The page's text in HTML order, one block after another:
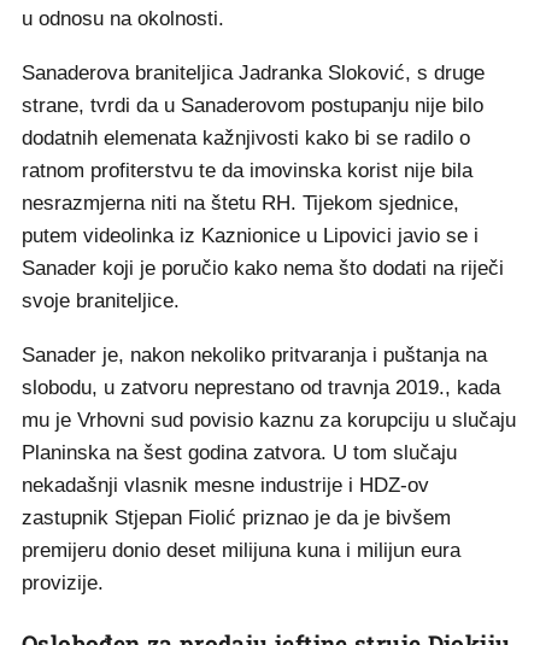
u odnosu na okolnosti.
Sanaderova braniteljica Jadranka Sloković, s druge
strane, tvrdi da u Sanaderovom postupanju nije bilo
dodatnih elemenata kažnjivosti kako bi se radilo o
ratnom profiterstvu te da imovinska korist nije bila
nesrazmjerna niti na štetu RH. Tijekom sjednice,
putem videolinka iz Kaznionice u Lipovici javio se i
Sanader koji je poručio kako nema što dodati na riječi
svoje braniteljice.
Sanader je, nakon nekoliko pritvaranja i puštanja na
slobodu, u zatvoru neprestano od travnja 2019., kada
mu je Vrhovni sud povisio kaznu za korupciju u slučaju
Planinska na šest godina zatvora. U tom slučaju
nekadašnji vlasnik mesne industrije i HDZ-ov
zastupnik Stjepan Fiolić priznao je da je bivšem
premijeru donio deset milijuna kuna i milijun eura
provizije.